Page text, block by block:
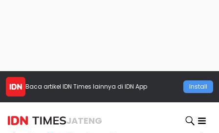
Baca artikel IDN Times lainnya di IDN App Install
JATENG